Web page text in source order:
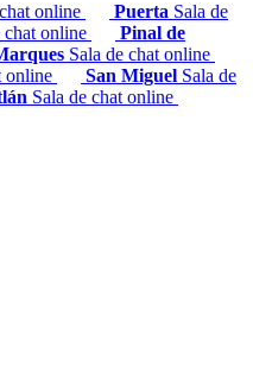
online Puerta Sala de
chat online
Pinal de
Sala de chat online
online San Miguel Sala de
Sala de chat online